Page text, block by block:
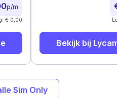
p/m
€ 0,00
Bekijk bij
Sim Only